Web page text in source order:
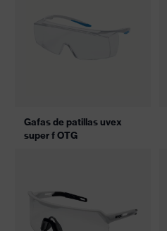
Gafas de patillas uvex
super f OTG